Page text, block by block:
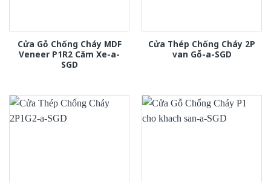
Cửa Gỗ Chống Cháy MDF
Veneer P1R2 Căm Xe-a-
SGD
Cửa Thép Chống Cháy 2P
van Gỗ-a-SGD